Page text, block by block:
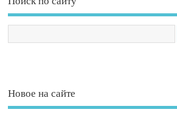
Новое на сайте